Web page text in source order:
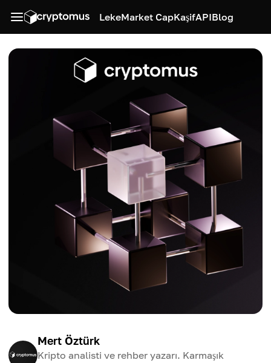
LekeMarket CapKaşifAPIBlog
Mert Öztürk
Kripto analisti ve rehber yazarı. Karmaşık